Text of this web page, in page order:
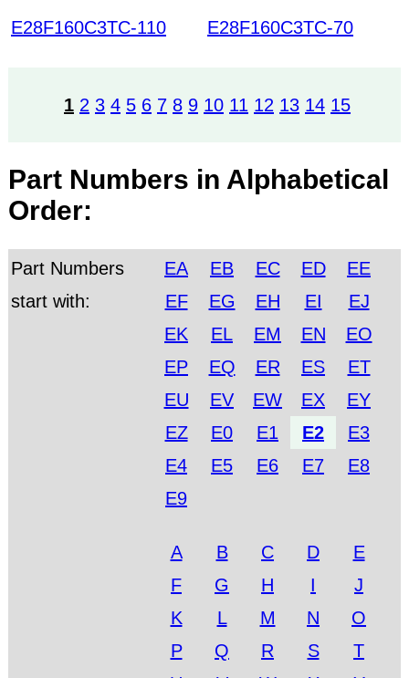
E28F160C3TC-110
E28F160C3TC-70
1 2 3 4 5 6 7 8 9 10 11 12 13 14 15
Part Numbers in Alphabetical
Order:
Part Numbers
start with:
EA EB EC ED
EE
EF
EG EH EI
EJ
EK
EL EM EN
EO
EP
EQ ER ES
ET
EU
EV EW EX
EY
EZ
E0 E1 E2
E3
E4
E5 E6 E7
E8
E9
A B C D
E
F
G H I
J
K
L M N
O
P
Q R S
T